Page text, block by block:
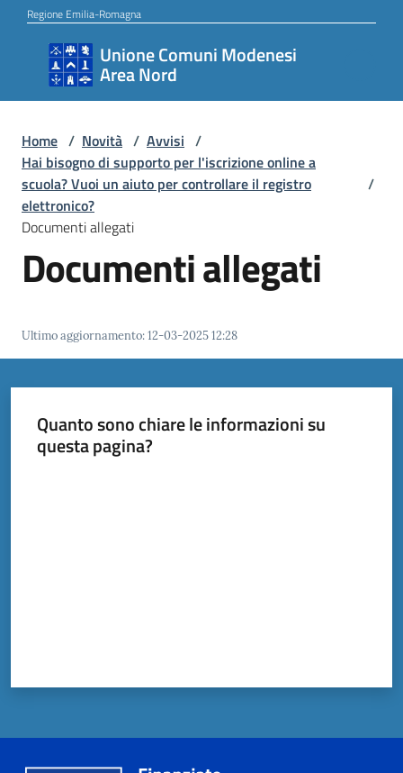
Vai al contenuto
Vai alla navigazione
Vai al footer
Regione Emilia-Romagna
Unione Comuni Modenesi
Area Nord
Unione
Comuni
Area
Nord
Amministrazione
Servizi
Tutti
per
Home / Novità / Avvisi /
Hai bisogno di supporto per l'iscrizione online a
scuola? Vuoi un aiuto per controllare il registro
elettronico?
/
Documenti allegati
Documenti allegati
Ultimo aggiornamento:12-03-2025 12:28
Quanto sono chiare le informazioni su
questa pagina?